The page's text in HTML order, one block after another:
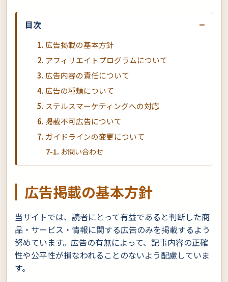
目次 −
広告掲載の基本方針
アフィリエイトプログラムについて
広告内容の責任について
広告の種類について
ステルスマーケティングへの対応
掲載不可広告について
ガイドラインの変更について
お問い合わせ
広告掲載の基本方針
当サイトでは、読者にとって有益であると判断した商
品・サービス・情報に関する広告のみを掲載するよう
努めています。広告の有無によって、記事内容の正確
性や公平性が損なわれることのないよう配慮していま
す。